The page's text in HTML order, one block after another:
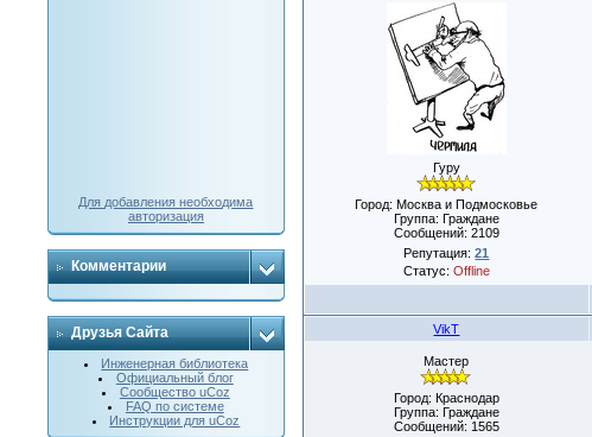
Для добавления необходима
авторизация
Комментарии
Друзья Сайта
Инженерная библиотека
Официальный блог
Сообщество uCoz
FAQ по системе
Инструкции для uCoz
Гуру
Город: Москва и Подмосковье
Группа: Граждане
Сообщений: 2109
Репутация:21
Статус: Offline
VikT
Мастер
Город: Краснодар
Группа: Граждане
Сообщений: 1565